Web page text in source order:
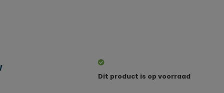
Dit product is op voorraad